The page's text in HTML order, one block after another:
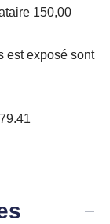
150,00
est exposé sont